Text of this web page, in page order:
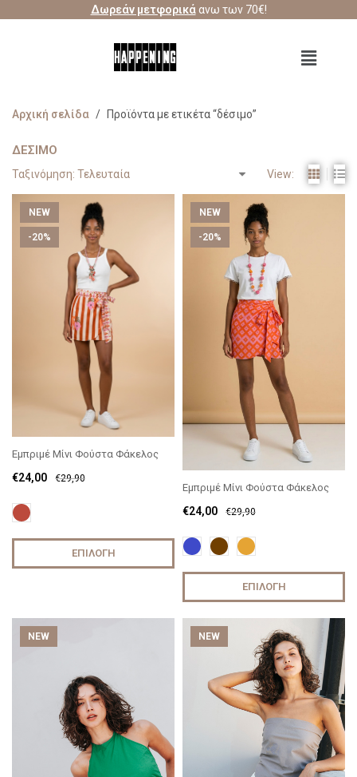
Δωρεάν μετφορικάανω των 70€!
Αρχική σελίδα / Προϊόντα με ετικέτα “δέσιμο”
ΔΈΣΙΜΟ
View:
NEW
-20%
Εμπριμέ Μίνι Φούστα Φάκελος
€29,90
€24,00
ΕΠΙΛΟΓΉ
NEW
-20%
Εμπριμέ Μίνι Φούστα Φάκελος
€29,90
€24,00
ΕΠΙΛΟΓΉ
NEW NEW